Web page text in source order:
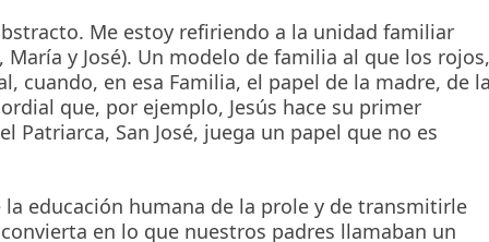
Me estoy refiriendo a la unidad familiar
María y José). Un modelo de familia al que los rojos,
cuando, en esa Familia, el papel de la madre, de
que, por ejemplo, Jesús hace su primer
Patriarca, San José, juega un papel que no es
educación humana de la prole y de transmitirle
en lo que nuestros padres llamaban un